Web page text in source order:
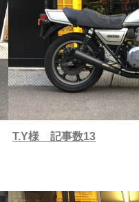
T.Y様 記事数13